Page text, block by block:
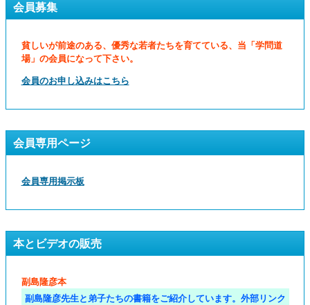
会員募集
貧しいが前途のある、優秀な若者たちを育てている、当「学問道
場」の会員になって下さい。
会員のお申し込みはこちら
会員専用ページ
会員専用掲示板
本とビデオの販売
副島隆彦本
副島隆彦先生と弟子たちの書籍をご紹介しています。外部リンク